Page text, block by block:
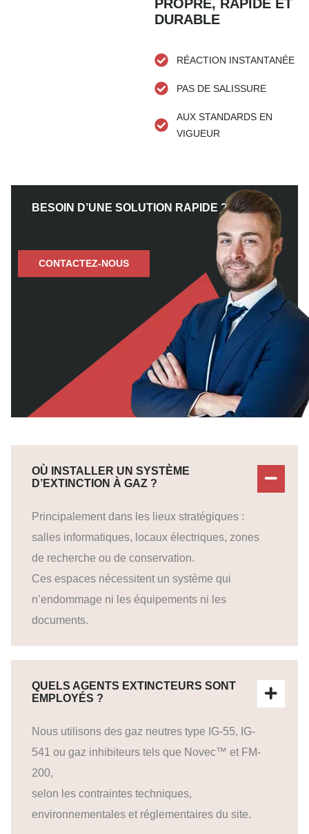
PROPRE, RAPIDE ET
DURABLE
RÉACTION INSTANTANÉE
PAS DE SALISSURE
AUX STANDARDS EN
VIGUEUR
BESOIN D’UNE SOLUTION RAPIDE ?
CONTACTEZ-NOUS
OÙ INSTALLER UN SYSTÈME
D’EXTINCTION À GAZ ?
Principalement dans les lieux stratégiques :
salles informatiques, locaux électriques, zones
de recherche ou de conservation.
Ces espaces nécessitent un système qui
n’endommage ni les équipements ni les
documents.
QUELS AGENTS EXTINCTEURS SONT
EMPLOYÉS ?
Nous utilisons des gaz neutres type IG-55, IG-
541 ou gaz inhibiteurs tels que Novec™ et FM-
200,
selon les contraintes techniques,
environnementales et réglementaires du site.